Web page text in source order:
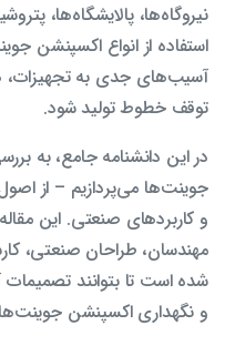
نیروگاه‌ها، پالایشگاه‌ها،
استفاده از انواع اکسپنشن
آسیب‌های جدی به تجهیزات،
توقف خطوط تولید شود.
در این دانشنامه جامع، به
جوینت‌ها می‌پردازیم – از
و کاربردهای صنعتی. این
مهندسان، طراحان صنعتی،
شده است تا بتوانند
و نگهداری اکسپنشن جوینت‌ها